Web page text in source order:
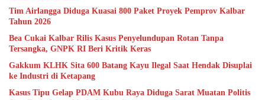
Tim Airlangga Diduga Kuasai 800 Paket Proyek Pemprov Kalbar
Tahun 2026
Bea Cukai Kalbar Rilis Kasus Penyelundupan Rotan Tanpa
Tersangka, GNPK RI Beri Kritik Keras
Gakkum KLHK Sita 600 Batang Kayu Ilegal Saat Hendak Disuplai
ke Industri di Ketapang
Kasus Tipu Gelap PDAM Kubu Raya Diduga Sarat Muatan Politis